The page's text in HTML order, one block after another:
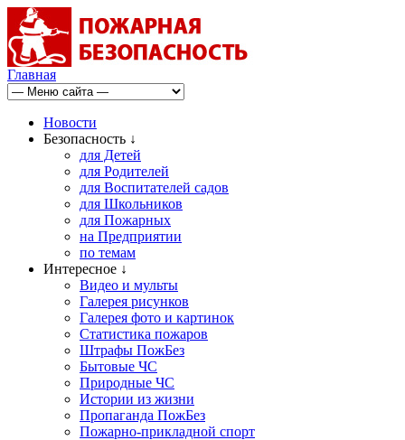
Главная
Новости
Безопасность ↓
для Детей
для Родителей
для Воспитателей садов
для Школьников
для Пожарных
на Предприятии
по темам
Интересное ↓
Видео и мульты
Галерея рисунков
Галерея фото и картинок
Статистика пожаров
Штрафы ПожБез
Бытовые ЧС
Природные ЧС
Истории из жизни
Пропаганда ПожБез
Пожарно-прикладной спорт